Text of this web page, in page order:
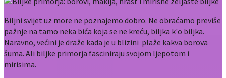
Biljni svijet uz more ne poznajemo dobro. Ne obraćamo previše
pažnje na tamo neka bića koja se ne kreću, biljka k'o biljka.
Naravno, većini je draže kada je u blizini plaže kakva borova
šuma. Ali biljke primorja fasciniraju svojom ljepotom i
mirisima.